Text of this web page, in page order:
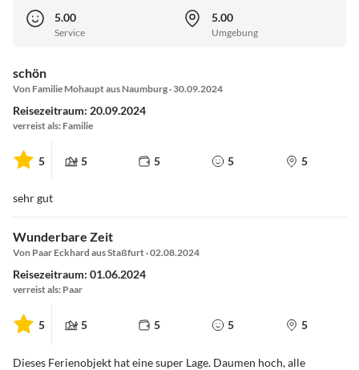
5.00
Service
5.00
Umgebung
schön
Von Familie Mohaupt aus Naumburg · 30.09.2024
Reisezeitraum: 20.09.2024
verreist als: Familie
5 5 5 5 5
sehr gut
Wunderbare Zeit
Von Paar Eckhard aus Staßfurt · 02.08.2024
Reisezeitraum: 01.06.2024
verreist als: Paar
5 5 5 5 5
Dieses Ferienobjekt hat eine super Lage. Daumen hoch, alle